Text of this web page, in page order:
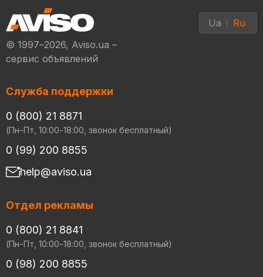
© 1997–2026, Aviso.ua –
сервис объявлений
Ua Ru
Служба поддержки
0 (800) 21 8871
(Пн-Пт, 10:00-18:00, звонок бесплатный)
0 (99) 200 8855
help@aviso.ua
Отдел рекламы
0 (800) 21 8841
(Пн-Пт, 10:00-18:00, звонок бесплатный)
0 (98) 200 8855